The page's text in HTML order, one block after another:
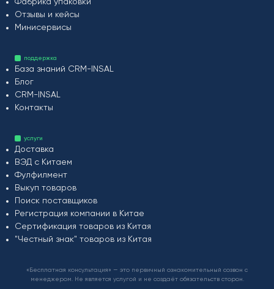
Отзывы и кейсы
Минисервисы
поддержка
База знаний CRM-INSAL
Блог
CRM-INSAL
Контакты
услуги
Доставка
ВЭД с Китаем
Фулфилмент
Выкуп товаров
Поиск поставщиков
Регистрация компании в Китае
Сертификация товаров из Китая
"Честный знак" товаров из Китая
«Бесплатная консультация» — это первичный ознакомительный созвон с
менеджером. Не является услугой и не создаёт обязательств сторон.